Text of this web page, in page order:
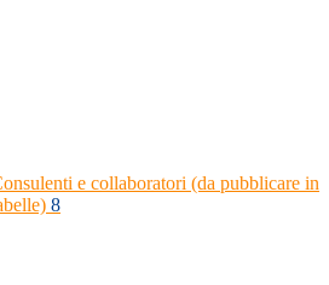
e collaboratori (da pubblicare in
8